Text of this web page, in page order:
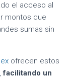
el acceso al
montos que
sumas sin
ofrecen estos
facilitando un